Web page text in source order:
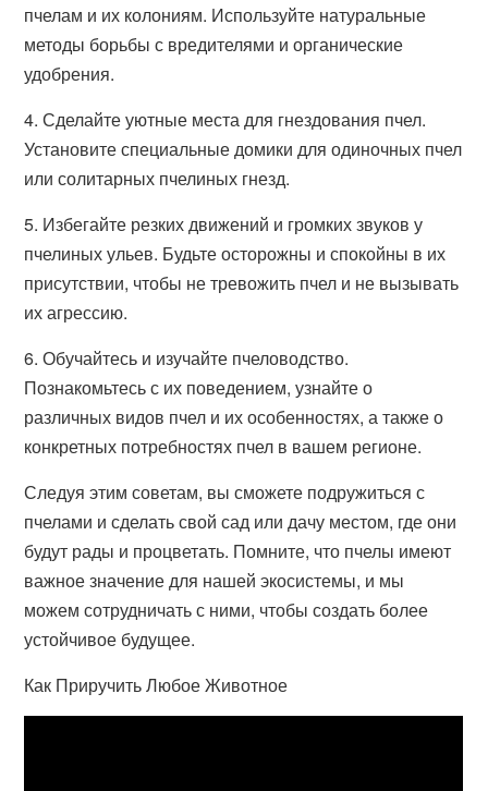
пчелам и их колониям. Используйте натуральные
методы борьбы с вредителями и органические
удобрения.
4. Сделайте уютные места для гнездования пчел.
Установите специальные домики для одиночных пчел
или солитарных пчелиных гнезд.
5. Избегайте резких движений и громких звуков у
пчелиных ульев. Будьте осторожны и спокойны в их
присутствии, чтобы не тревожить пчел и не вызывать
их агрессию.
6. Обучайтесь и изучайте пчеловодство.
Познакомьтесь с их поведением, узнайте о
различных видов пчел и их особенностях, а также о
конкретных потребностях пчел в вашем регионе.
Следуя этим советам, вы сможете подружиться с
пчелами и сделать свой сад или дачу местом, где они
будут рады и процветать. Помните, что пчелы имеют
важное значение для нашей экосистемы, и мы
можем сотрудничать с ними, чтобы создать более
устойчивое будущее.
Как Приручить Любое Животное